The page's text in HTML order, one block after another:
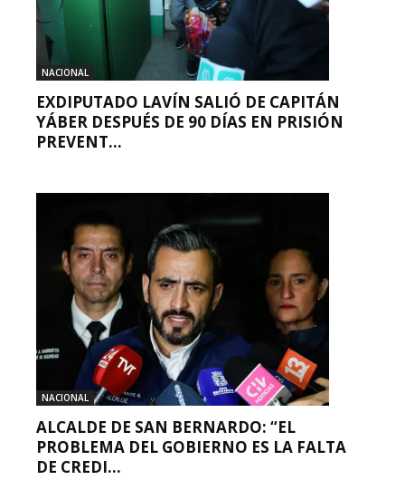
NACIONAL
EXDIPUTADO LAVÍN SALIÓ DE CAPITÁN
YÁBER DESPUÉS DE 90 DÍAS EN PRISIÓN
PREVENT...
NACIONAL
ALCALDE DE SAN BERNARDO: “EL
PROBLEMA DEL GOBIERNO ES LA FALTA
DE CREDI...